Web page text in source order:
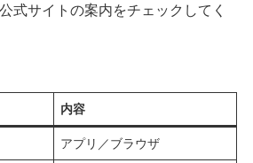
式サイトの案内をチェックしてく
内容
アプリ／ブラウザ